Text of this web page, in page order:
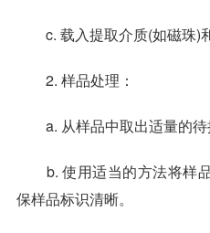
c. 载入提取介质(如磁珠)和
2. 样品处理：
a. 从样品中取出适量的待
b. 使用适当的方法将样品
保样品标识清晰。